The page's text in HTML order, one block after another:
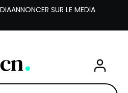
ANNONCER SUR LE MEDIA